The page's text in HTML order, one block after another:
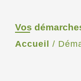
Vos
Accueil /